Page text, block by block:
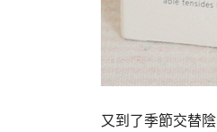
又到了季節交替